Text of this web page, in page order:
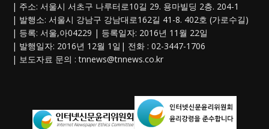
| 주소: 서울시 서초구 나루터로10길 29. 용마빌딩 2층. 204-1
| 발행소: 서울시 강남구 강남대로162길 41-8. 402호 (가로수길)
| 등록: 서울,아04229 | 등록일자: 2016년 11월 22일
| 발행일자: 2016년 12월 1일| 전화 : 02-3447-1706
| 보도자료 문의 :tnnews@tnnews.co.kr